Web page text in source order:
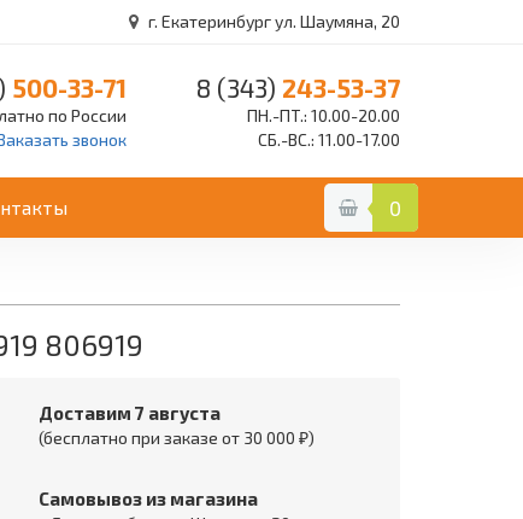
г. Екатеринбург ул. Шаумяна, 20
500-33-71
по России
звонок
8 (343) 243-53-37
ПН.-ПТ.: 10.00-20.00
СБ.-ВС.: 11.00-17.00
0
806919
Доставим 7 августа
(бесплатно при заказе от 30 000 ₽)
Самовывоз из магазина